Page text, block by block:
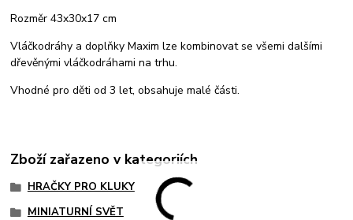
Rozměr 43x30x17 cm
Vláčkodráhy a doplňky Maxim lze kombinovat se všemi dalšími
dřevěnými vláčkodráhami na trhu.
Vhodné pro děti od 3 let, obsahuje malé části.
Zboží zařazeno v kategoriích
HRAČKY PRO KLUKY
MINIATURNÍ SVĚT